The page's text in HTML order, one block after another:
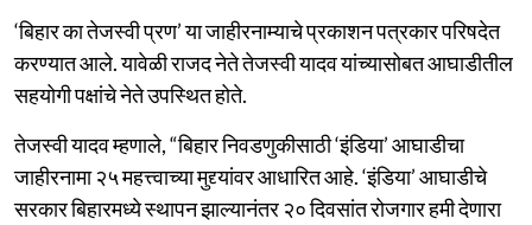
‘बिहार का तेजस्वी प्रण’ या जाहीरनाम्याचे प्रकाशन पत्रकार परिषदेत
करण्यात आले. यावेळी राजद नेते तेजस्वी यादव यांच्यासोबत आघाडीतील
सहयोगी पक्षांचे नेते उपस्थित होते.
तेजस्वी यादव म्हणाले, “बिहार निवडणुकीसाठी ‘इंडिया’ आघाडीचा
जाहीरनामा २५ महत्त्वाच्या मुद्द्यांवर आधारित आहे. ‘इंडिया’ आघाडीचे
सरकार बिहारमध्ये स्थापन झाल्यानंतर २० दिवसांत रोजगार हमी देणारा